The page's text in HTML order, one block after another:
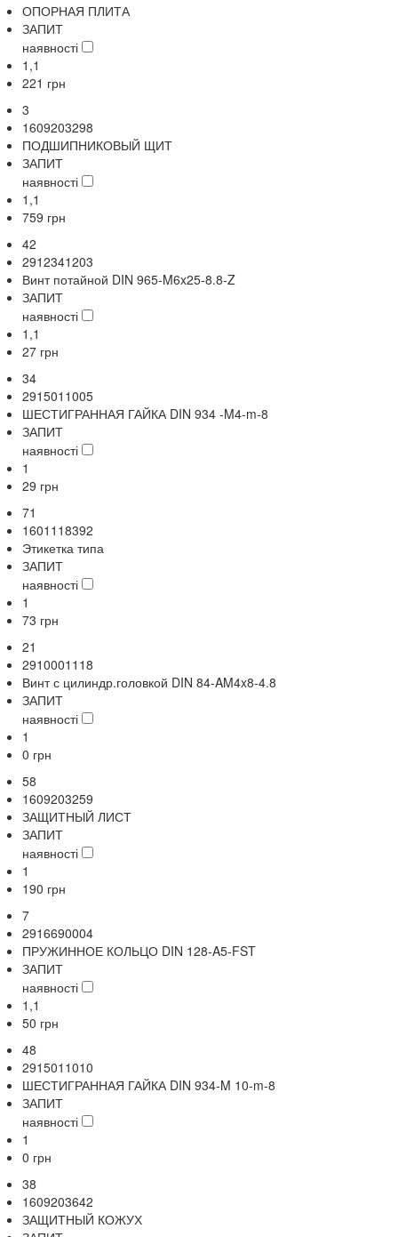
ОПОРНАЯ ПЛИТА
ЗАПИТ
наявності
1,1
221 грн
3
1609203298
ПОДШИПНИКОВЫЙ ЩИТ
ЗАПИТ
наявності
1,1
759 грн
42
2912341203
Винт потайной DIN 965-M6x25-8.8-Z
ЗАПИТ
наявності
1,1
27 грн
34
2915011005
ШЕСТИГРАННАЯ ГАЙКА DIN 934 -M4-m-8
ЗАПИТ
наявності
1
29 грн
71
1601118392
Этикетка типа
ЗАПИТ
наявності
1
73 грн
21
2910001118
Винт с цилиндр.головкой DIN 84-AM4x8-4.8
ЗАПИТ
наявності
1
0 грн
58
1609203259
ЗАЩИТНЫЙ ЛИСТ
ЗАПИТ
наявності
1
190 грн
7
2916690004
ПРУЖИННОЕ КОЛЬЦО DIN 128-A5-FST
ЗАПИТ
наявності
1,1
50 грн
48
2915011010
ШЕСТИГРАННАЯ ГАЙКА DIN 934-M 10-m-8
ЗАПИТ
наявності
1
0 грн
38
1609203642
ЗАЩИТНЫЙ КОЖУХ